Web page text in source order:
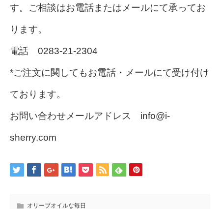
す。ご相談はお電話またはメールにて承ってお
ります。
電話 0283-21-2304
*ご注文に関してもお電話・メールにて受け付け
ております。
お問い合わせメールアドレス info@i-
sherry.com
オリーブオイルな毎日